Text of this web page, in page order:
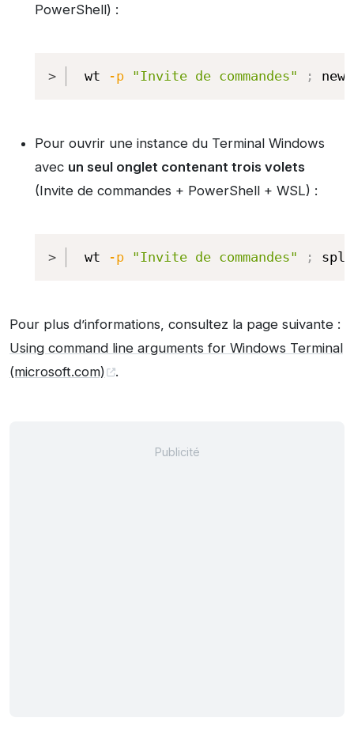
PowerShell) :
wt -p "Invite de commandes" ;
Pour ouvrir une instance du Terminal Windows
avec un seul onglet contenant trois volets
(Invite de commandes + PowerShell + WSL) :
wt -p "Invite de commandes" ;
Pour plus d’informations, consultez la page suivante :
Using command line arguments for Windows Terminal
(microsoft.com)
.